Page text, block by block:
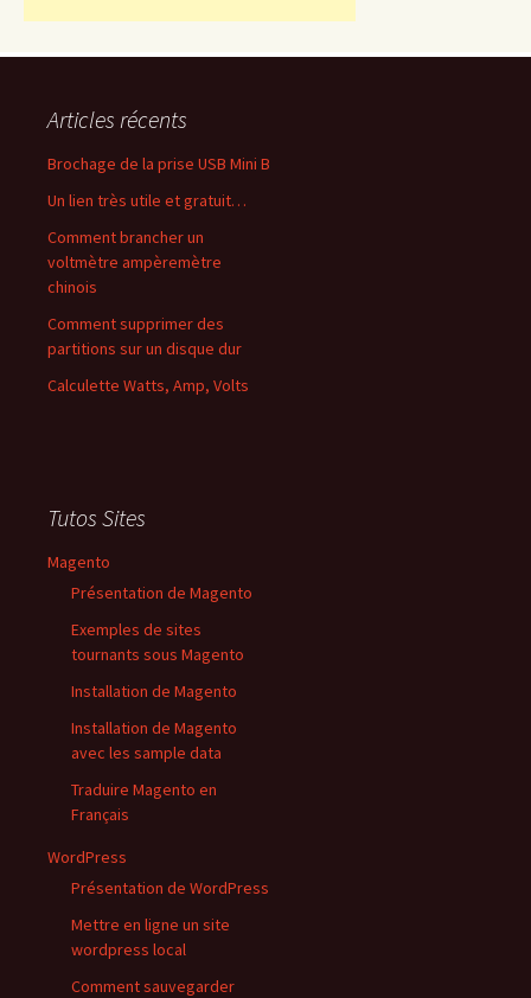
Articles récents
Brochage de la prise USB Mini B
Un lien très utile et gratuit…
Comment brancher un
voltmètre ampèremètre
chinois
Comment supprimer des
partitions sur un disque dur
Calculette Watts, Amp, Volts
Tutos Sites
Magento
Présentation de Magento
Exemples de sites
tournants sous Magento
Installation de Magento
Installation de Magento
avec les sample data
Traduire Magento en
Français
WordPress
Présentation de WordPress
Mettre en ligne un site
wordpress local
Comment sauvegarder